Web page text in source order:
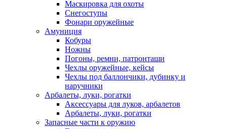
Маскировка для охоты
Снегоступы
Фонари оружейные
Амуниция
Кобуры
Ножны
Погоны, ремни, патронташи
Чехлы оружейные, кейсы
Чехлы под баллончики, дубинку и
наручники
Арбалеты, луки, рогатки
Аксессуары для луков, арбалетов
Арбалеты, луки, рогатки
Запасные части к оружию